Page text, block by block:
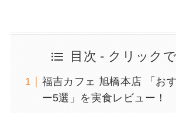
目次 - クリック
福吉カフェ 旭橋本店 「お
ー5選」を実食レビュー！